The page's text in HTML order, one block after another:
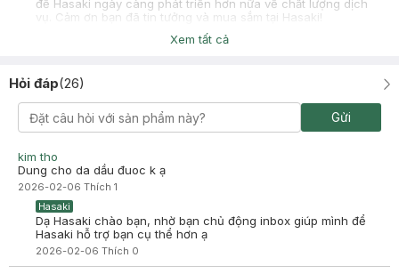
để Hasaki ngày càng phát triển hơn nữa về chất lượng dịch
vụ. Cảm ơn bạn đã tin tưởng và mua sắm tại Hasaki!
Đã mua hàng
sản phẩm của BOM nói chung là mê nè
Hasaki -2025-09-19
Hasaki xin chào! Hasaki cảm ơn chị Hường đã dành thời gian
đánh giá. Sự hài lòng của khách hàng là động lực to lớn để
Cảm ơn bạn đã tin tưởng và mua sắm tại Hasaki!
Xem tất cả
Hỏi đáp(26)
Gửi
kim tho
Dung cho da dầu đuoc k ạ
2026-02-06 Thích 1
Hasaki
Dạ Hasaki chào bạn, nhờ bạn chủ động inbox giúp mình để
Hasaki hỗ trợ bạn cụ thể hơn ạ
2026-02-06 Thích 0